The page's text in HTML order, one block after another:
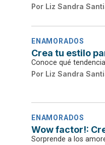
Por Liz Sandra
ENAMORADOS
Crea tu estilo
Conoce qué
Por Liz Sandra
ENAMORADOS
Wow factor!:
Sorprende a los